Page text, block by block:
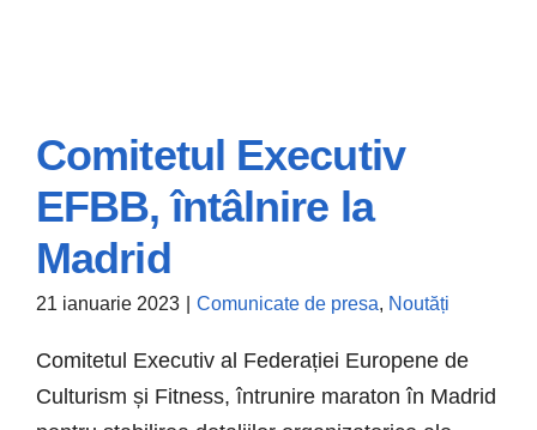
Comitetul Executiv
EFBB, întâlnire la
Madrid
Comunicate de presa Noutăți
Comitetul Executiv
EFBB, întâlnire la
Madrid
21 ianuarie 2023 Comunicate de presa, Noutăți
Comitetul Executiv al Federației Europene de
Culturism și Fitness, întrunire maraton în Madrid